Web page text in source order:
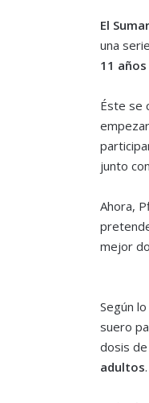
El
una
11
Éste se
junto
Ahora,
mejor
Según
suero
dosis
adultos.